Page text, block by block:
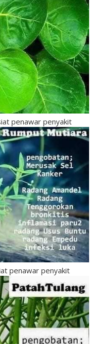
penawar penyakit
penawar penyakit